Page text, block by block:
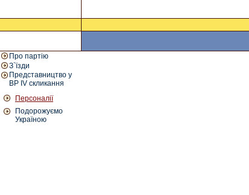
Про партію
З`їзди
Представництво у
ВР IV скликання
Персоналії
Подорожуємо
Україною